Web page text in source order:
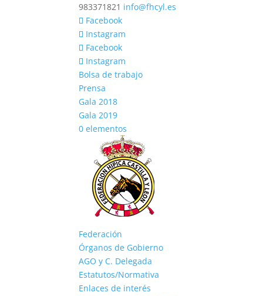
983371821 info@fhcyl.es
Facebook
Instagram
Facebook
Instagram
Bolsa de trabajo
Prensa
Gala 2018
Gala 2019
0 elementos
Federación
Órganos de Gobierno
AGO y C. Delegada
Estatutos/Normativa
Enlaces de interés